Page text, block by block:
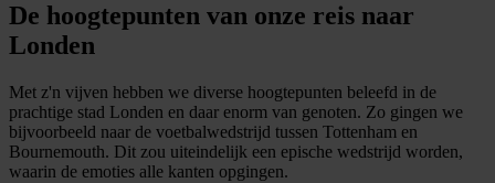
De hoogtepunten van onze reis naar
Londen
Met z'n vijven hebben we diverse hoogtepunten beleefd in de
prachtige stad Londen en daar enorm van genoten. Zo gingen we
bijvoorbeeld naar de voetbalwedstrijd tussen Tottenham en
Bournemouth. Dit zou uiteindelijk een epische wedstrijd worden,
waarin de emoties alle kanten opgingen.